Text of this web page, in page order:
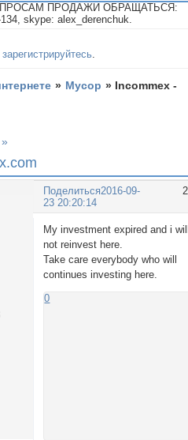
ПРОДАЖИ ОБРАЩАТЬСЯ:
skype: alex_derenchuk.
зарегистрируйтесь
» Мусор » Incommex -
»
Поделиться2016-09-
23 20:20:14
My investment expired and i
not reinvest here.
Take care everybody who will
continues investing here.
0